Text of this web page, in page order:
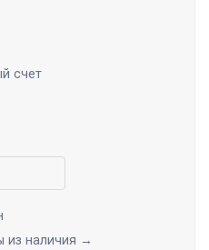
счет
из наличия →